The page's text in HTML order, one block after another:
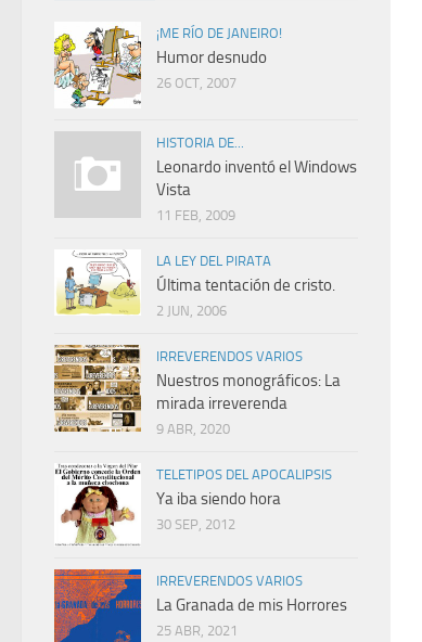
¡ME RÍO DE JANEIRO!
Humor desnudo
26 OCT, 2007
HISTORIA DE...
Leonardo inventó el Windows
Vista
11 FEB, 2009
LA LEY DEL PIRATA
Última tentación de cristo.
2 JUN, 2006
IRREVERENDOS VARIOS
Nuestros monográficos: La
mirada irreverenda
9 ABR, 2020
TELETIPOS DEL APOCALIPSIS
Ya iba siendo hora
30 SEP, 2012
IRREVERENDOS VARIOS
La Granada de mis Horrores
25 ABR, 2021